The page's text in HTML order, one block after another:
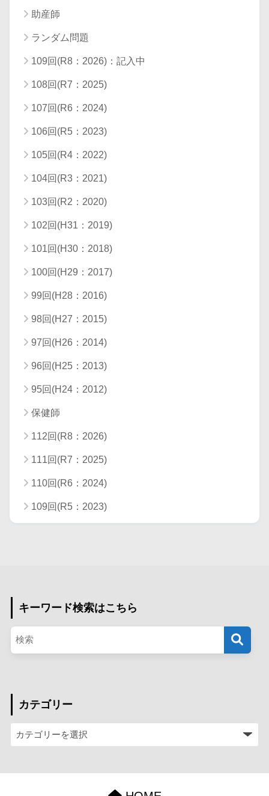
助産師
ランダム問題
109回(R8：2026)：記入中
108回(R7：2025)
107回(R6：2024)
106回(R5：2023)
105回(R4：2022)
104回(R3：2021)
103回(R2：2020)
102回(H31：2019)
101回(H30：2018)
100回(H29：2017)
99回(H28：2016)
98回(H27：2015)
97回(H26：2014)
96回(H25：2013)
95回(H24：2012)
保健師
112回(R8：2026)
111回(R7：2025)
110回(R6：2024)
109回(R5：2023)
キーワード検索はこちら
カテゴリー